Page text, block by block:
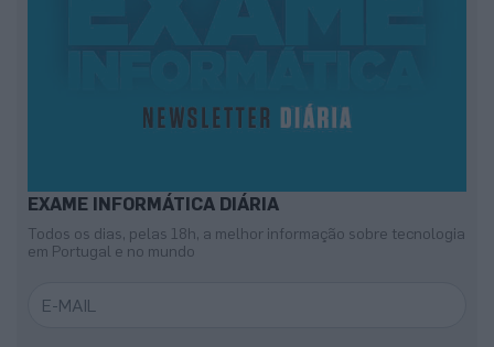
EXAME INFORMÁTICA DIÁRIA
Todos os dias, pelas 18h, a melhor informação sobre tecnologia
em Portugal e no mundo